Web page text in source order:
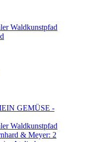
Waldkunstpfad
GEMÜSE -
Waldkunstpfad
& Meyer: 2